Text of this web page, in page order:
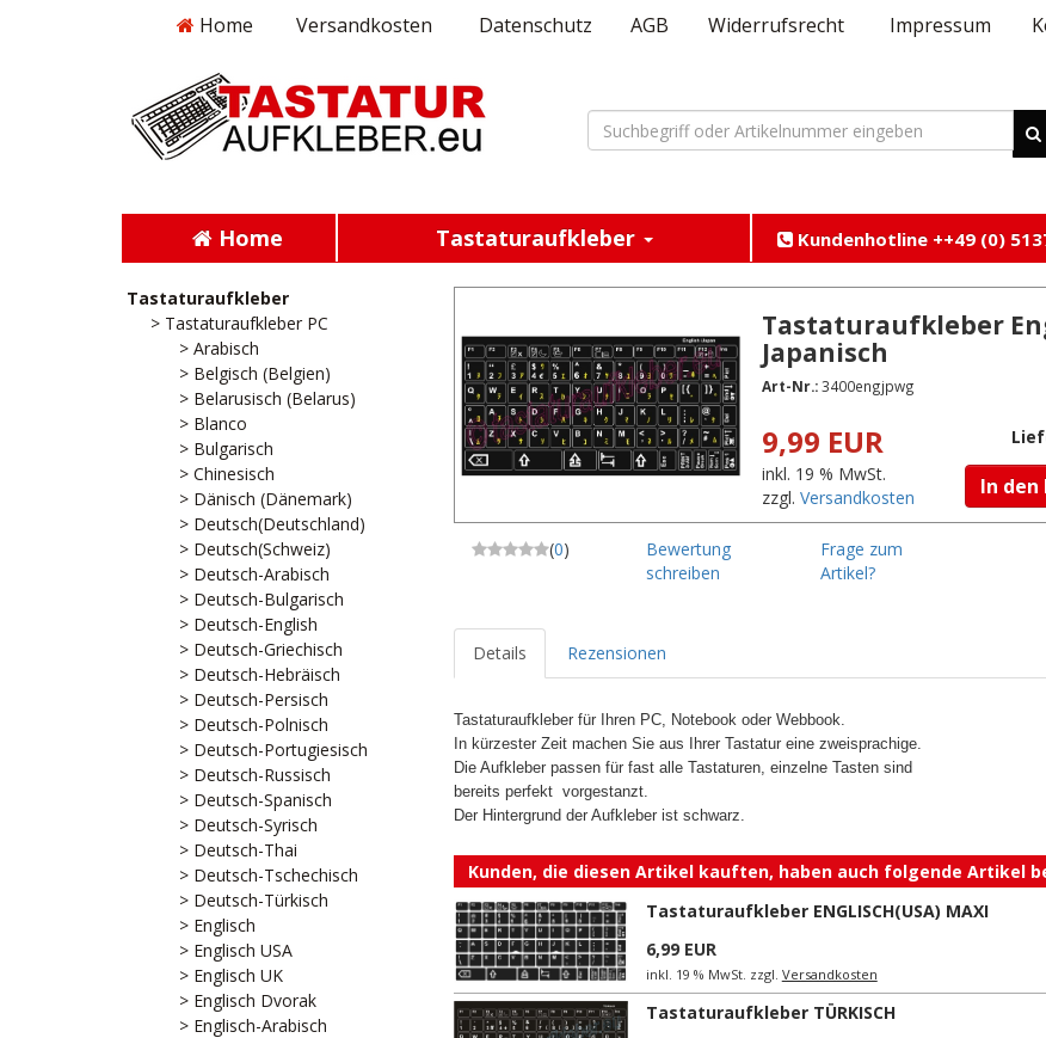
Home Versandkosten Datenschutz AGB Widerrufsrecht Impressum
Home Tastaturaufkleber Kundenhotline ++49 (0)
Tastaturaufkleber
> Tastaturaufkleber PC
> Arabisch
> Belgisch (Belgien)
> Belarusisch (Belarus)
> Blanco
> Bulgarisch
> Chinesisch
> Dänisch (Dänemark)
> Deutsch(Deutschland)
> Deutsch(Schweiz)
> Deutsch-Arabisch
> Deutsch-Bulgarisch
> Deutsch-English
> Deutsch-Griechisch
> Deutsch-Hebräisch
> Deutsch-Persisch
> Deutsch-Polnisch
> Deutsch-Portugiesisch
> Deutsch-Russisch
> Deutsch-Spanisch
> Deutsch-Syrisch
> Deutsch-Thai
> Deutsch-Tschechisch
> Deutsch-Türkisch
> Englisch
> Englisch USA
> Englisch UK
> Englisch Dvorak
> Englisch-Arabisch
Tastaturaufkleber
Japanisch
Art-Nr.:3400engjpwg
9,99 EUR
inkl. 19 % MwSt.
zzgl.Versandkosten In
(0)
Bewertung
schreiben
Frage zum
Artikel?
Details Rezensionen
Tastaturaufkleber für Ihren PC, Notebook oder Webbook.
In kürzester Zeit machen Sie aus Ihrer Tastatur eine zweisprachige.
Die Aufkleber passen für fast alle Tastaturen, einzelne Tasten sind
bereits perfekt vorgestanzt.
Der Hintergrund der Aufkleber ist schwarz.
Kunden, die diesen Artikel kauften, haben auch folgende Artikel
Tastaturaufkleber ENGLISCH(USA) MAXI
6,99 EUR
inkl. 19 % MwSt. zzgl. Versandkosten
Tastaturaufkleber TÜRKISCH